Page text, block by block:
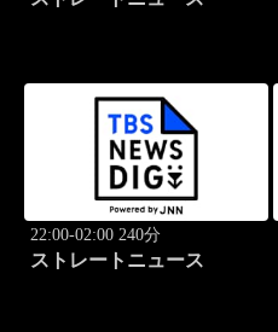
22:00-02:00 240分
ストレートニュース